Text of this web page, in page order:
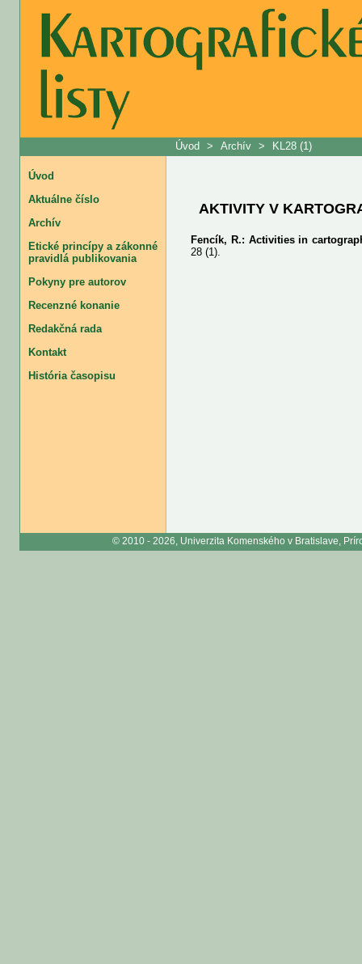
Úvod > Archív > KL28 (1)
Úvod
Aktuálne číslo
Archív
Etické princípy a zákonné
pravidlá publikovania
Pokyny pre autorov
Recenzné konanie
Redakčná rada
Kontakt
História časopisu
AKTIVITY V
Fencík, R.: Activities in
28 (1).
© 2010 - 2026, Univerzita Komenského v Bratislave,